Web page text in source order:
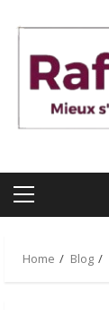
content
Primary
Home Blog